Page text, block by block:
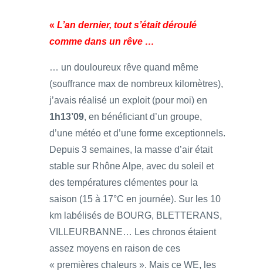
« L’an dernier, tout s’était déroulé
comme dans un rêve …
… un douloureux rêve quand même
(souffrance max de nombreux kilomètres),
j’avais réalisé un exploit (pour moi) en
1h13’09, en bénéficiant d’un groupe,
d’une météo et d’une forme exceptionnels.
Depuis 3 semaines, la masse d’air était
stable sur Rhône Alpe, avec du soleil et
des températures clémentes pour la
saison (15 à 17°C en journée). Sur les 10
km labélisés de BOURG, BLETTERANS,
VILLEURBANNE… Les chronos étaient
assez moyens en raison de ces
« premières chaleurs ». Mais ce WE, les